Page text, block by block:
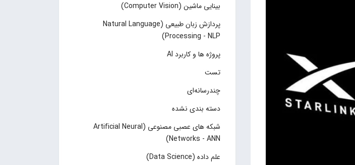
بینایی ماشین (Computer Vision)
پردازش زبان طبیعی (Natural Language
Processing - NLP)
پروژه ها و کاربرد AI
تست
چند‌‌رسانه‌ای
دسته بندی نشده
شبکه های عصبی مصنوعی (Artificial Neural
Networks - ANN)
علم داده (Data Science)